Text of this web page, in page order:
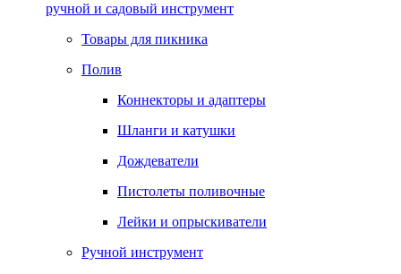
ручной и садовый инструмент
Товары для пикника
Полив
Коннекторы и адаптеры
Шланги и катушки
Дождеватели
Пистолеты поливочные
Лейки и опрыскиватели
Ручной инструмент